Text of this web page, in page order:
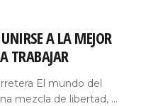
A LA MEJOR
TRABAJAR
El mundo del
mezcla de libertad, ...